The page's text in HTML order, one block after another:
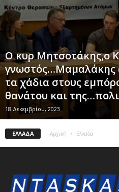
Ο κυρ Μητσοτάκης,ο
γνωστός…Μαμαλάκης
τα χάδια στους
θανάτου και
18 Δεκεμβρίου, 2023
ΕΛΛΑΔΑ Αρχική Ελλαδα